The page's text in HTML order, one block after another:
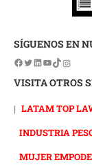
SÍGUENOS EN
VISITA OTROS
| LATAM TOP
INDUSTRIA
MUJER